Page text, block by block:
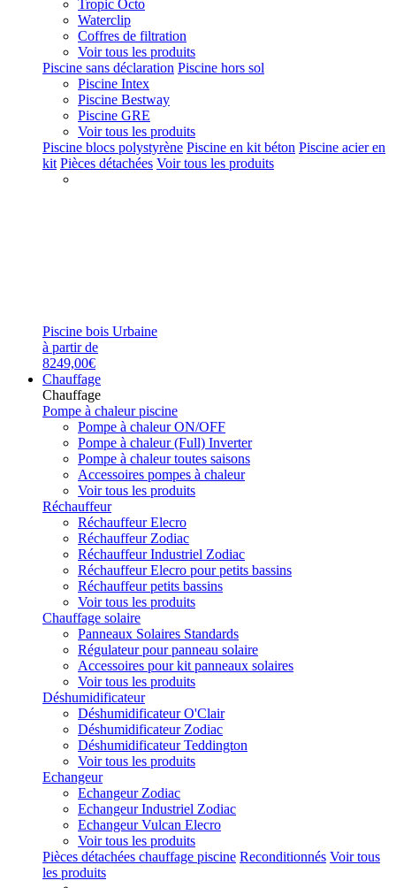
Tropic Octo
Waterclip
Coffres de filtration
Voir tous les produits
Piscine sans déclaration Piscine hors sol
Piscine Intex
Piscine Bestway
Piscine GRE
Voir tous les produits
Piscine blocs polystyrène Piscine en kit béton Piscine acier en
kit Pièces détachées Voir tous les produits
Piscine bois Urbaine
à partir de
8249,00€
Chauffage
Chauffage
Pompe à chaleur piscine
Pompe à chaleur ON/OFF
Pompe à chaleur (Full) Inverter
Pompe à chaleur toutes saisons
Accessoires pompes à chaleur
Voir tous les produits
Réchauffeur
Réchauffeur Elecro
Réchauffeur Zodiac
Réchauffeur Industriel Zodiac
Réchauffeur Elecro pour petits bassins
Réchauffeur petits bassins
Voir tous les produits
Chauffage solaire
Panneaux Solaires Standards
Régulateur pour panneau solaire
Accessoires pour kit panneaux solaires
Voir tous les produits
Déshumidificateur
Déshumidificateur O'Clair
Déshumidificateur Zodiac
Déshumidificateur Teddington
Voir tous les produits
Echangeur
Echangeur Zodiac
Echangeur Industriel Zodiac
Echangeur Vulcan Elecro
Voir tous les produits
Pièces détachées chauffage piscine Reconditionnés Voir tous
les produits